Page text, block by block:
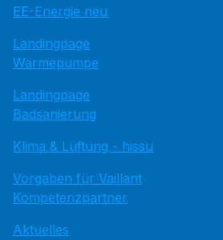
EE-Energie neu
Landingpage
Wärmepumpe
Landingpage
Badsanierung
Klima & Lüftung - hissu
Vorgaben für Vaillant
Kompetenzpartner
Aktuelles